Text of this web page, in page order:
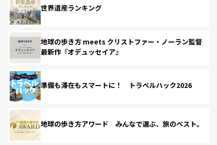
世界遺産ランキング
地球の歩き方 meets クリストファー・ノーラン監督
最新作『オデュッセイア』
準備も滞在もスマートに！ トラベルハック2026
地球の歩き方アワード みんなで選ぶ、旅のベスト。